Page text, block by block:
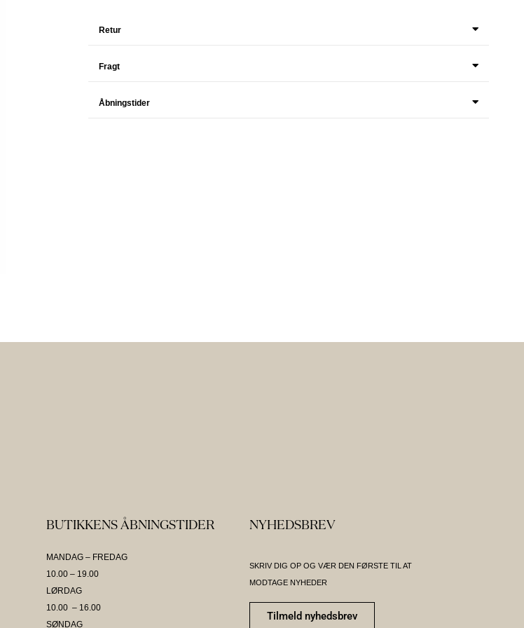
Retur
Fragt
Åbningstider
BUTIKKENS ÅBNINGSTIDER
MANDAG – FREDAG
10.00 – 19.00
LØRDAG
10.00 – 16.00
SØNDAG
NYHEDSBREV
SKRIV DIG OP OG VÆR DEN FØRSTE TIL AT
MODTAGE NYHEDER
Tilmeld nyhedsbrev